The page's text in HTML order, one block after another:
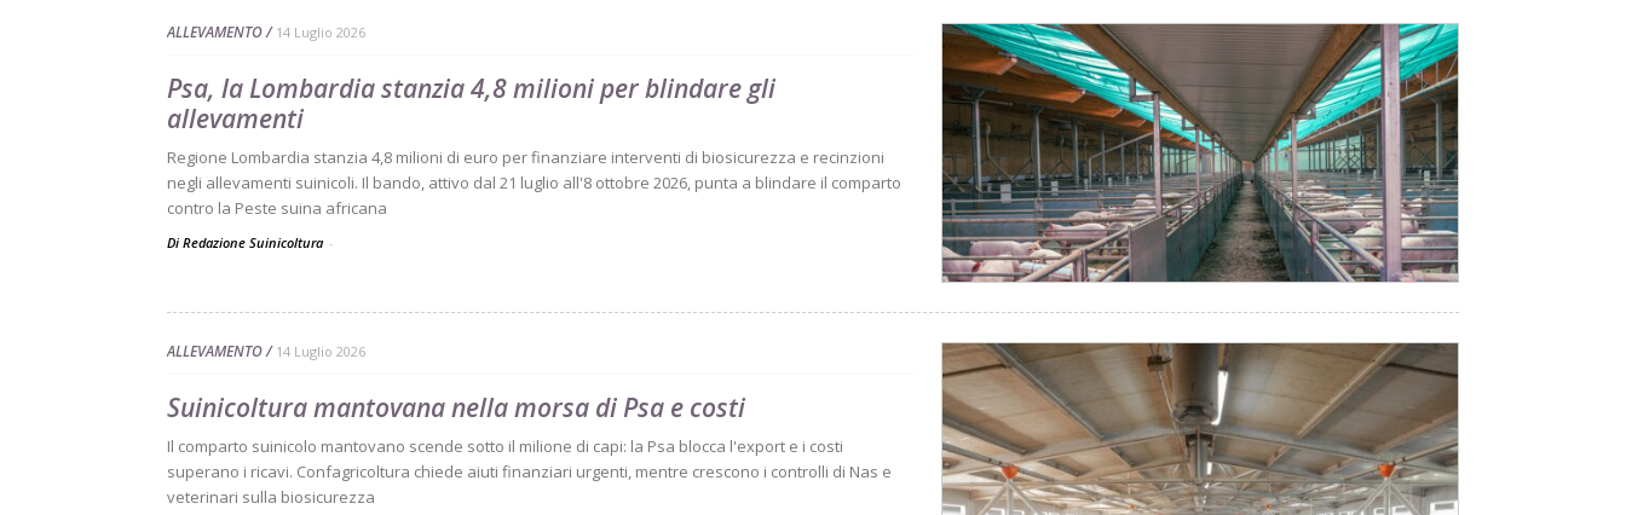
ALLEVAMENTO 14 Luglio 2026
Psa, la Lombardia stanzia 4,8 milioni per blindare gli
allevamenti
Regione Lombardia stanzia 4,8 milioni di euro per finanziare interventi di biosicurezza e recinzioni
negli allevamenti suinicoli. Il bando, attivo dal 21 luglio all'8 ottobre 2026, punta a blindare il comparto
contro la Peste suina africana
Di Redazione Suinicoltura -
ALLEVAMENTO 14 Luglio 2026
Suinicoltura mantovana nella morsa di Psa e costi
Il comparto suinicolo mantovano scende sotto il milione di capi: la Psa blocca l'export e i costi
superano i ricavi. Confagricoltura chiede aiuti finanziari urgenti, mentre crescono i controlli di Nas e
veterinari sulla biosicurezza